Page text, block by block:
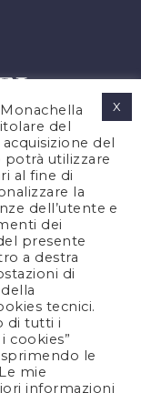
del
del
potrà utilizzare
al fine di
la
dell’utente e
dei
presente
a destra
di
tecnici.
di tutti i
cookies”
le
mie
informazioni
X